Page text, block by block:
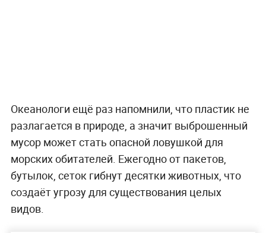
Океанологи ещё раз напомнили, что пластик не
разлагается в природе, а значит выброшенный
мусор может стать опасной ловушкой для
морских обитателей. Ежегодно от пакетов,
бутылок, сеток гибнут десятки животных, что
создаёт угрозу для существования целых
видов.